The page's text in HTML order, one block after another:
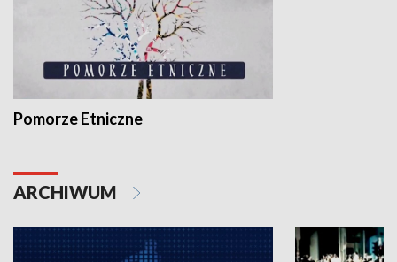
Pomorze Etniczne
ARCHIWUM